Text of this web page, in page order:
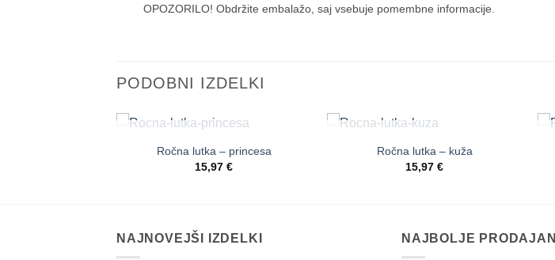
OPOZORILO! Obdržite embalažo, saj vsebuje pomembne informacije.
PODOBNI IZDELKI
Dodaj
NI NA ZALOGI
Ročna lutka – princesa
15,97€
NI NA ZALOGI
Ročna lutka – kuža
15,97€
NAJNOVEJŠI IZDELKI NAJBOLJE PRODAJANI